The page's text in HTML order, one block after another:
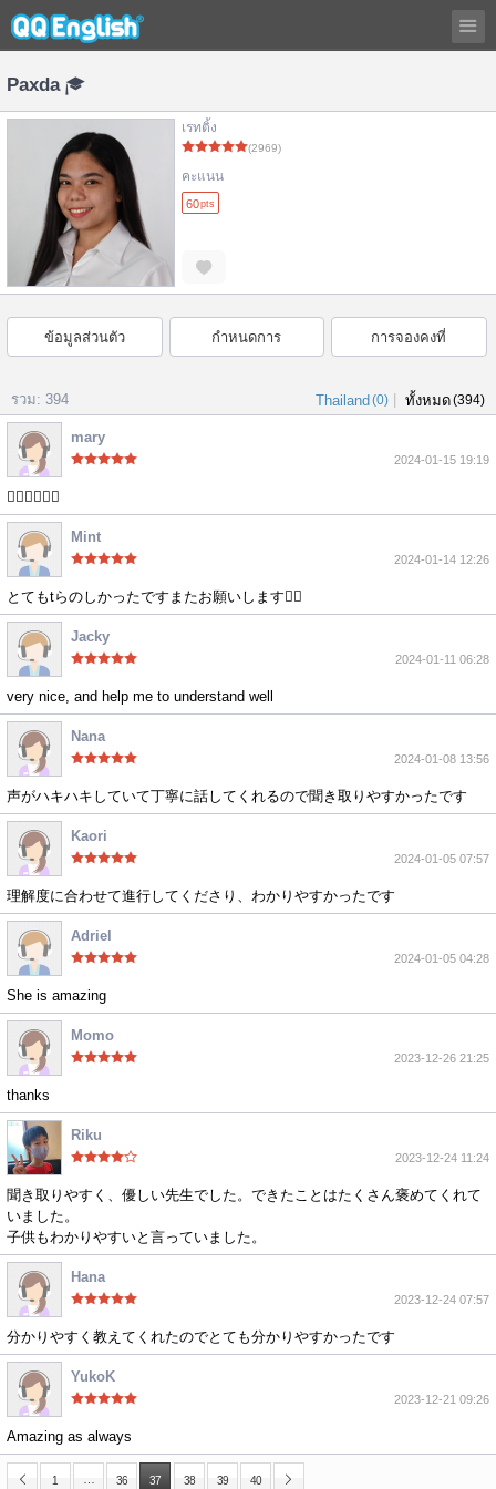
Paxda
เรทติ้ง
(2969)
คะแนน
60pts
ข้อมูลส่วนตัว กำหนดการ การจองคงที่
รวม: 394 Thailand (0) ทั้งหมด(394)
mary
2024-01-15 19:19
👍🏻👍🏻👍🏻
Mint
2024-01-14 12:26
とてもtらのしかったですまたお願いします🙇‍♀️
Jacky
2024-01-11 06:28
very nice, and help me to understand well
Nana
2024-01-08 13:56
声がハキハキしていて丁寧に話してくれるので聞き取りやすかったです
Kaori
2024-01-05 07:57
理解度に合わせて進行してくださり、わかりやすかったです
Adriel
2024-01-05 04:28
She is amazing
Momo
2023-12-26 21:25
thanks
Riku
2023-12-24 11:24
聞き取りやすく、優しい先生でした。できたことはたくさん褒めてくれて
いました。
子供もわかりやすいと言っていました。
Hana
2023-12-24 07:57
分かりやすく教えてくれたのでとても分かりやすかったです
YukoK
2023-12-21 09:26
Amazing as always
1 36 37 38 39 40